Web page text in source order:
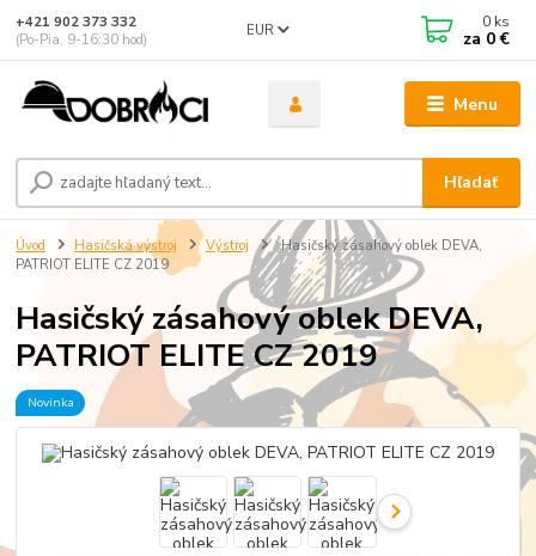
Menu
EUR
Hľadať
+421 902 373 332
(Po-Pia, 9-16:30 hod)
0 ks
za 0 €
Úvod Hasičská výstroj Výstroj
Hasičský zásahový oblek DEVA,
PATRIOT ELITE CZ 2019
Hasičský zásahový oblek DEVA,
PATRIOT ELITE CZ 2019
Novinka